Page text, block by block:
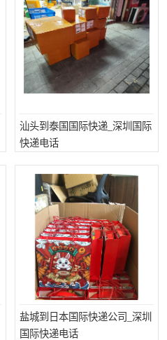
汕头到泰国国际快递_深圳国际
快递电话
盐城到日本国际快递公司_深圳
国际快递电话